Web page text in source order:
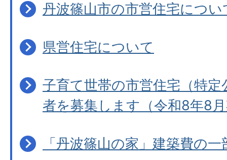
丹波篠山市の市営住宅につい
県営住宅について
子育て世帯の市営住宅（特定
者を募集します（令和8年8
「丹波篠山の家」建築費の